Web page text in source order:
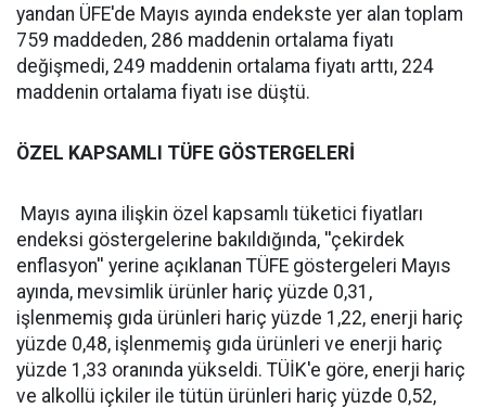
yandan ÜFE'de Mayıs ayında endekste yer alan toplam
759 maddeden, 286 maddenin ortalama fiyatı
değişmedi, 249 maddenin ortalama fiyatı arttı, 224
maddenin ortalama fiyatı ise düştü.
ÖZEL KAPSAMLI TÜFE GÖSTERGELERİ
Mayıs ayına ilişkin özel kapsamlı tüketici fiyatları
endeksi göstergelerine bakıldığında, ''çekirdek
enflasyon'' yerine açıklanan TÜFE göstergeleri Mayıs
ayında, mevsimlik ürünler hariç yüzde 0,31,
işlenmemiş gıda ürünleri hariç yüzde 1,22, enerji hariç
yüzde 0,48, işlenmemiş gıda ürünleri ve enerji hariç
yüzde 1,33 oranında yükseldi. TÜİK'e göre, enerji hariç
ve alkollü içkiler ile tütün ürünleri hariç yüzde 0,52,